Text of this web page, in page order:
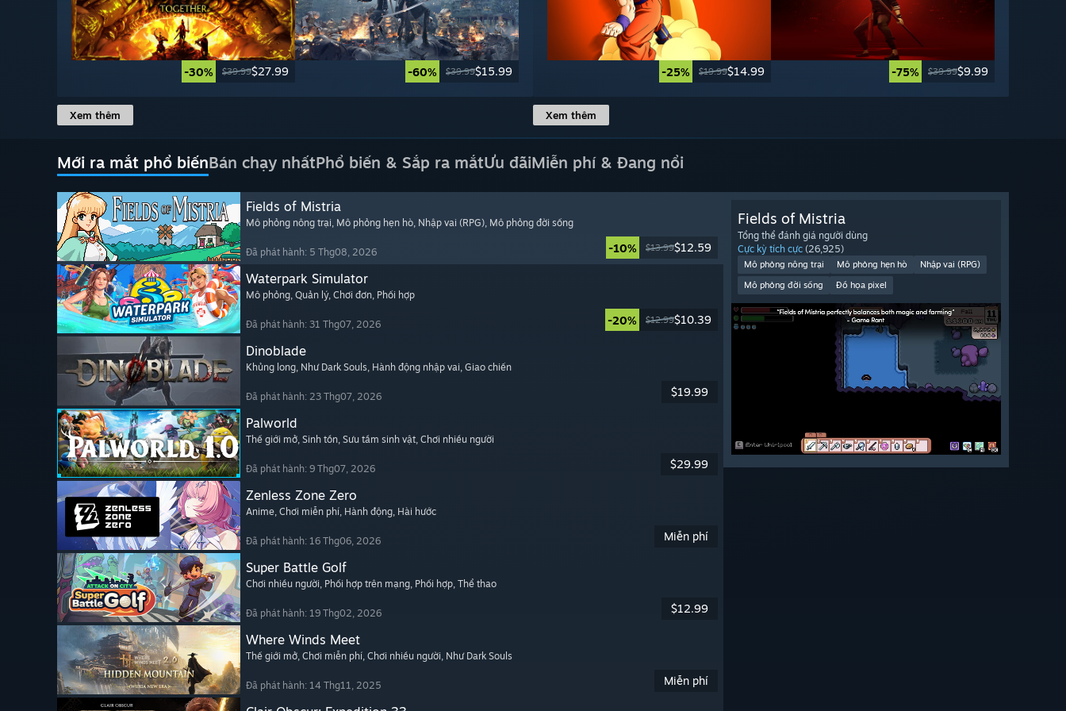
-30% $39.99$27.99 -60% $39.99$15.99
Xem thêm
-25% $19.99$14.99 -75% $39.99$9.99
Xem thêm
Mới ra mắt phổ biếnBán chạy nhấtPhổ biến & Sắp ra mắtƯu đãiMiễn phí & Đang nổi
Fields of Mistria
Mô phỏng nông trại, Mô phỏng hẹn hò, Nhập vai (RPG), Mô phỏng đời sống
Đã phát hành: 5 Thg08, 2026 -10% $13.99$12.59
Waterpark Simulator
Mô phỏng, Quản lý, Chơi đơn, Phối hợp
Đã phát hành: 31 Thg07, 2026 -20% $12.99$10.39
Dinoblade
Khủng long, Như Dark Souls, Hành động nhập vai, Giao chiến
Đã phát hành: 23 Thg07, 2026 $19.99
Palworld
Thế giới mở, Sinh tồn, Sưu tầm sinh vật, Chơi nhiều người
Đã phát hành: 9 Thg07, 2026 $29.99
Zenless Zone Zero
Anime, Chơi miễn phí, Hành động, Hài hước
Đã phát hành: 16 Thg06, 2026 Miễn phí
Super Battle Golf
Chơi nhiều người, Phối hợp trên mạng, Phối hợp, Thể thao
Đã phát hành: 19 Thg02, 2026 $12.99
Where Winds Meet
Thế giới mở, Chơi miễn phí, Chơi nhiều người, Như Dark Souls
Đã phát hành: 14 Thg11, 2025 Miễn phí
Fields of Mistria
Tổng thể đánh giá người dùng
Cực kỳ tích cực (26,925)
Mô phỏng nông trại Mô phỏng hẹn hò
Nhập vai (RPG)
Mô phỏng đời sống
Đồ họa pixel